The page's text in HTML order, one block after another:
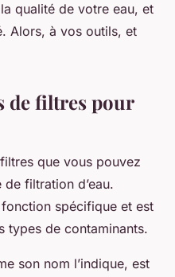
qualité de votre eau, et
Alors, à vos outils, et
de filtres pour
que vous pouvez
filtration d’eau.
spécifique et est
types de contaminants.
son nom l’indique, est